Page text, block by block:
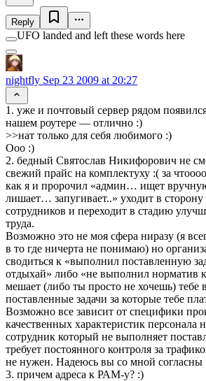
Reply
UFO landed and left these words here
nightfly Sep 23 2009 at 20:27
1. уже и почтовый сервер рядом
нашем роутере — отлично :)
>>нат только для себя любимого :)
Ооо :)
2. бедный Святослав Никифорович не
свежий прайс на комплектуху :( за
как я и пророчил «админ… ищет
лишает… запугивает..» уходит в
сотрудников и переходит в стадию
труда.
Возможно это не моя сфера ниразу (я
в то где ничерта не понимаю) но
сводиться к «выполнил поставленную
отдыхай» либо «не выполнил норматив
мешает (либо ты просто не хочешь) тебе
поставленные задачи за которые тебе
Возможно все зависит от специфики
качественных характеристик персонала
сотрудник который не выполняет
требует постоянного контроля за
не нужен. Надеюсь вы со мной согласны
3. причем адреса к РАМ-у? :)